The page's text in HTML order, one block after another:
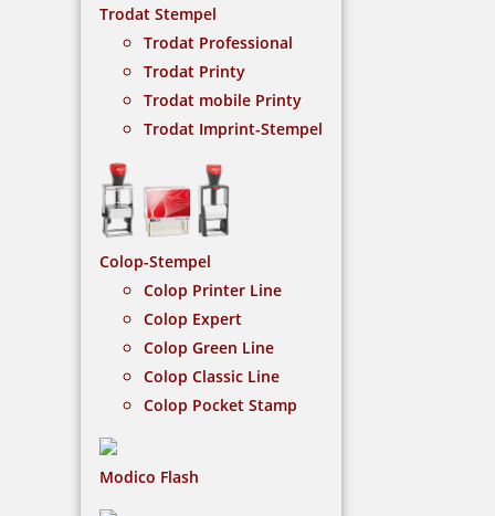
Trodat Stempel
Trodat Professional
Trodat Printy
Trodat mobile Printy
Trodat Imprint-Stempel
Colop-Stempel
Colop Printer Line
Colop Expert
Colop Green Line
Colop Classic Line
Colop Pocket Stamp
Modico Flash
Diagonal
Der Stempelkugelschreiber Modell Diagonal ist ein
praktischer Begleiter für unterwegs, denn er passt
in jede Tasche.
NACH WUNSCHSTEMPEL FILTERN
€+